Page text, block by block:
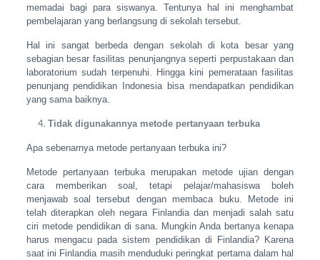
memadai bagi para siswanya. Tentunya hal ini menghambat
pembelajaran yang berlangsung di sekolah tersebut.
Hal ini sangat berbeda dengan sekolah di kota besar yang
sebagian besar fasilitas penunjangnya seperti perpustakaan dan
laboratorium sudah terpenuhi. Hingga kini pemerataan fasilitas
penunjang pendidikan Indonesia bisa mendapatkan pendidikan
yang sama baiknya.
Tidak digunakannya metode pertanyaan terbuka
Apa sebenarnya metode pertanyaan terbuka ini?
Metode pertanyaan terbuka merupakan metode ujian dengan
cara memberikan soal, tetapi pelajar/mahasiswa boleh
menjawab soal tersebut dengan membaca buku. Metode ini
telah diterapkan oleh negara Finlandia dan menjadi salah satu
ciri metode pendidikan di sana. Mungkin Anda bertanya kenapa
harus mengacu pada sistem pendidikan di Finlandia? Karena
saat ini Finlandia masih menduduki peringkat pertama dalam hal